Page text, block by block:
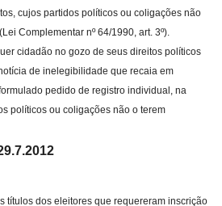
cujos partidos políticos ou coligações não
Complementar nº 64/1990, art. 3º).
cidadão no gozo de seus direitos políticos
de inelegibilidade que recaia em
pedido de registro individual, na
políticos ou coligações não o terem
2012
títulos dos eleitores que requereram inscrição